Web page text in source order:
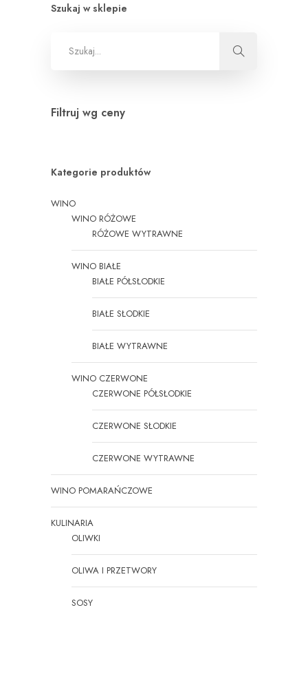
Szukaj w sklepie
Filtruj wg ceny
Kategorie produktów
WINO
WINO RÓŻOWE
RÓŻOWE WYTRAWNE
WINO BIAŁE
BIAŁE PÓŁSŁODKIE
BIAŁE SŁODKIE
BIAŁE WYTRAWNE
WINO CZERWONE
CZERWONE PÓŁSŁODKIE
CZERWONE SŁODKIE
CZERWONE WYTRAWNE
WINO POMARAŃCZOWE
KULINARIA
OLIWKI
OLIWA I PRZETWORY
SOSY